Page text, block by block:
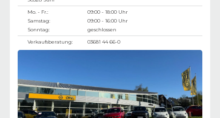
Mo. - Fr.:
09:00 - 18:00 Uhr
Samstag:
09:00 - 16:00 Uhr
Sonntag:
geschlossen
Verkaufsberatung:
03681 44 66-0